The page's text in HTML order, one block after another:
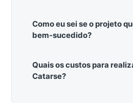
Como eu sei se o projeto
bem-sucedido?
Quais os custos para
Catarse?